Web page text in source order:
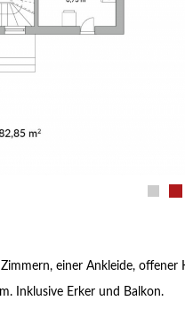
einer Ankleide,
Inklusive Erker und Balkon.